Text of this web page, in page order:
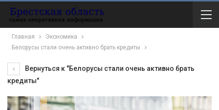
Главная
Экономика
Белорусы стали очень активно брать кредиты
Вернуться к "Белорусы стали очень активно брать
кредиты"